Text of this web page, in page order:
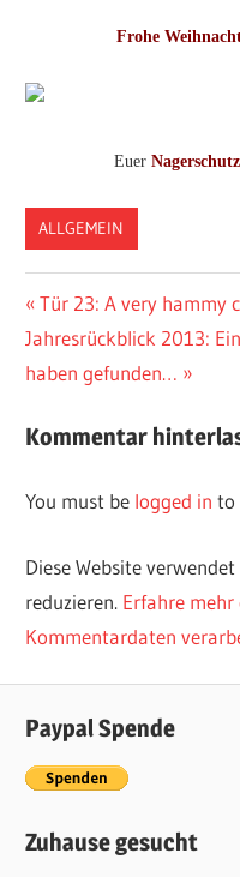
Frohe
Euer
ALLGEMEIN
Post
navigation
Vorheriger
Beitrag:
Tür 23: A very hammy
Nächster
Beitrag:
Jahresrückblick 2013:
haben gefunden…
Kommentar
You must be logged in to
Diese Website
reduzieren. Erfahre
Kommentardaten
Paypal Spende
Zuhause gesucht